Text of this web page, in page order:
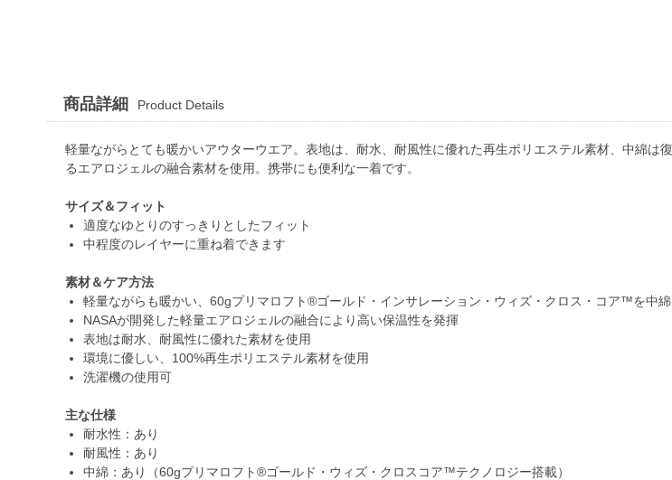
商品詳細 Product Details
軽量ながらとても暖かいアウターウエア。表地は、耐水、耐風性に優れた再生ポリエステル素材、中綿
るエアロジェルの融合素材を使用。携帯にも便利な一着です。
サイズ＆フィット
適度なゆとりのすっきりとしたフィット
中程度のレイヤーに重ね着できます
素材＆ケア方法
軽量ながらも暖かい、60gプリマロフト®ゴールド・インサレーション・ウィズ・クロス・コア™を中
NASAが開発した軽量エアロジェルの融合により高い保温性を発揮
表地は耐水、耐風性に優れた素材を使用
環境に優しい、100%再生ポリエステル素材を使用
洗濯機の使用可
主な仕様
耐水性：あり
耐風性：あり
中綿：あり（60gプリマロフト®ゴールド・ウィズ・クロスコア™テクノロジー搭載）